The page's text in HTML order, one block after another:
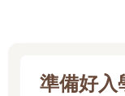
準備好入